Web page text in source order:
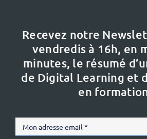
Recevez notre
vendredis à 16h, en
minutes, le résumé
de Digital Learning et
en